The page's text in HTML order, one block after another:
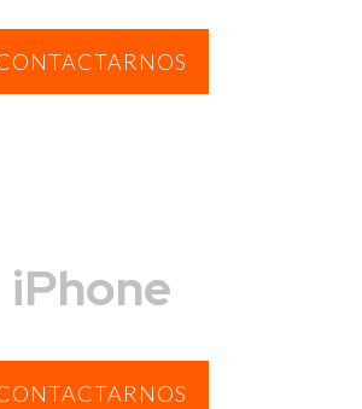
iPhone